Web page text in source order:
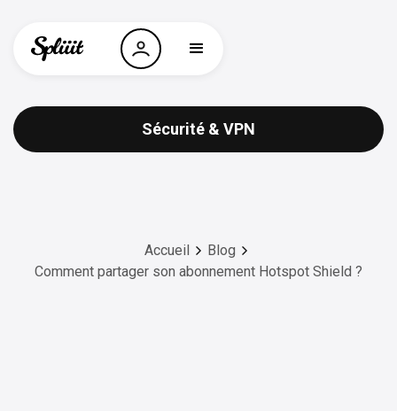
Sécurité & VPN
Accueil
Blog
Comment partager son abonnement Hotspot Shield ?